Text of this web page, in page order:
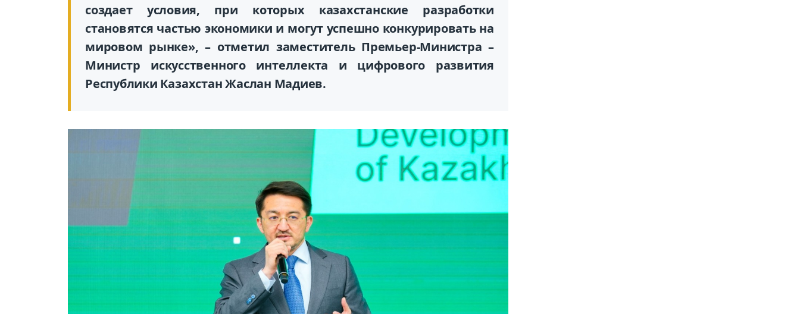
создает условия, при которых казахстанские разработки
становятся частью экономики и могут успешно конкурировать на
мировом рынке», – отметил заместитель Премьер-Министра –
Министр искусственного интеллекта и цифрового развития
Республики Казахстан Жаслан Мадиев.